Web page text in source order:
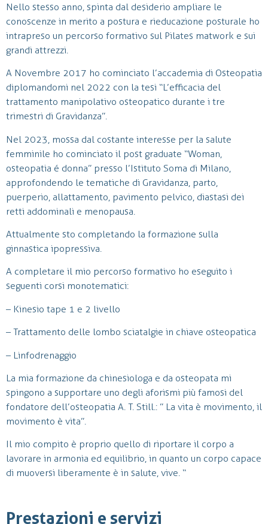
Nello stesso anno, spinta dal desiderio ampliare le
conoscenze in merito a postura e rieducazione posturale ho
intrapreso un percorso formativo sul Pilates matwork e sui
grandi attrezzi.
A Novembre 2017 ho cominciato l’accademia di Osteopatia
diplomandomi nel 2022 con la tesi “L’efficacia del
trattamento manipolativo osteopatico durante i tre
trimestri di Gravidanza”.
Nel 2023, mossa dal costante interesse per la salute
femminile ho cominciato il post graduate “Woman,
osteopatia é donna” presso l’Istituto Soma di Milano,
approfondendo le tematiche di Gravidanza, parto,
puerperio, allattamento, pavimento pelvico, diastasi dei
retti addominali e menopausa.
Attualmente sto completando la formazione sulla
ginnastica ipopressiva.
A completare il mio percorso formativo ho eseguito i
seguenti corsi monotematici:
– Kinesio tape 1 e 2 livello
– Trattamento delle lombo sciatalgie in chiave osteopatica
– Linfodrenaggio
La mia formazione da chinesiologa e da osteopata mi
spingono a supportare uno degli aforismi più famosi del
fondatore dell’osteopatia A. T. Still.: ” La vita è movimento, il
movimento è vita”.
Il mio compito è proprio quello di riportare il corpo a
lavorare in armonia ed equilibrio, in quanto un corpo capace
di muoversi liberamente è in salute, vive. “
Prestazioni e servizi